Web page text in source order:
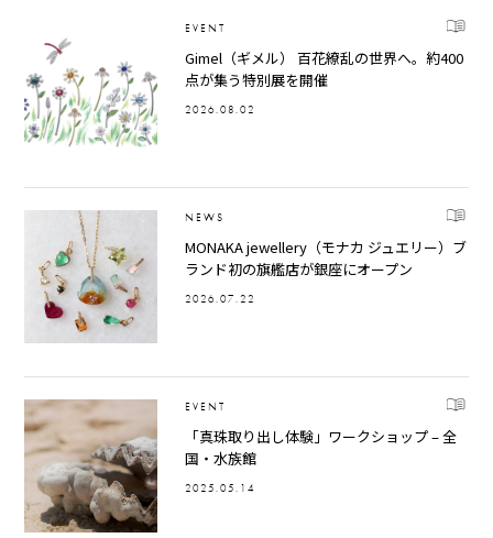
EVENT
Gimel（ギメル） 百花繚乱の世界へ。約400
点が集う特別展を開催
2026.08.02
NEWS
MONAKA jewellery（モナカ ジュエリー）ブ
ランド初の旗艦店が銀座にオープン
2026.07.22
EVENT
「真珠取り出し体験」ワークショップ – 全
国・水族館
2025.05.14